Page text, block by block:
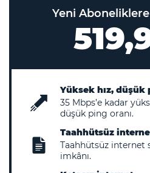
Yeni
Yüksek hız, düşük
35 Mbps’e kadar
düşük ping oranı.
Taahhütsüz
Taahhütsüz internet
imkânı.